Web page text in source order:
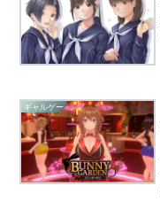
ギャルゲー